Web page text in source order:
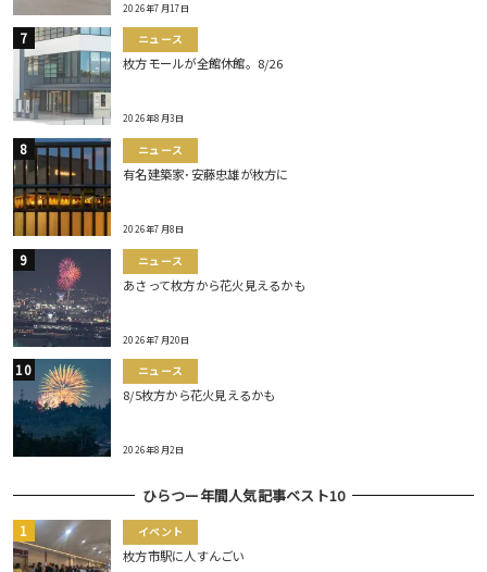
2026年7月17日
ニュース
枚方モールが全館休館。8/26
2026年8月3日
ニュース
有名建築家･安藤忠雄が枚方に
2026年7月8日
ニュース
あさって枚方から花火見えるかも
2026年7月20日
ニュース
8/5枚方から花火見えるかも
2026年8月2日
ひらつー年間人気記事ベスト10
イベント
枚方市駅に人すんごい